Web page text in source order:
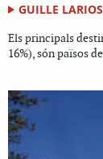
GUILLE LARIOS
Els principals
16%), són països